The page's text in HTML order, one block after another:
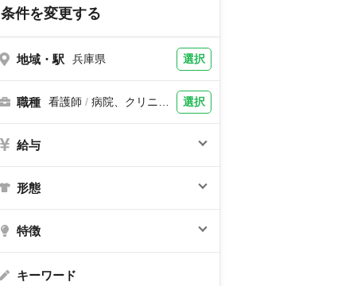
条件を変更する
地域・駅 兵庫県 選択
職種 看護師 / 病院、クリニッ
選択
給与
形態
特徴
キーワード